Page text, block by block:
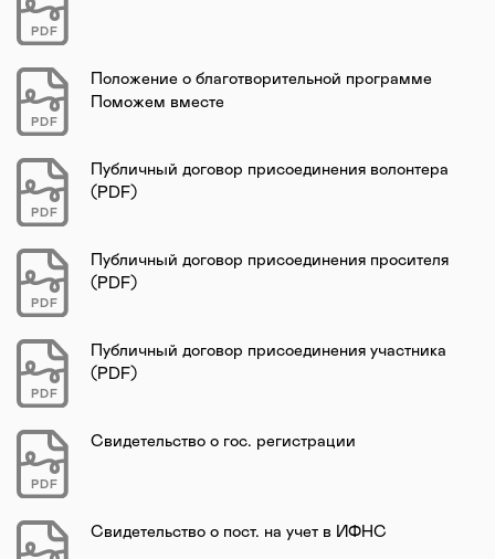
PDF
PDF
Положение о благотворительной программе
Поможем вместе
PDF
Публичный договор присоединения волонтера
(PDF)
PDF
Публичный договор присоединения просителя
(PDF)
PDF
Публичный договор присоединения участника
(PDF)
PDF
Свидетельство о гос. регистрации
Свидетельство о пост. на учет в ИФНС